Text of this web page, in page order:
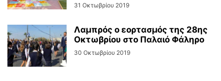
31 Οκτωβρίου 2019
Λαμπρός ο εορτασμός της 28ης
Οκτωβρίου στο Παλαιό Φάληρο
30 Οκτωβρίου 2019